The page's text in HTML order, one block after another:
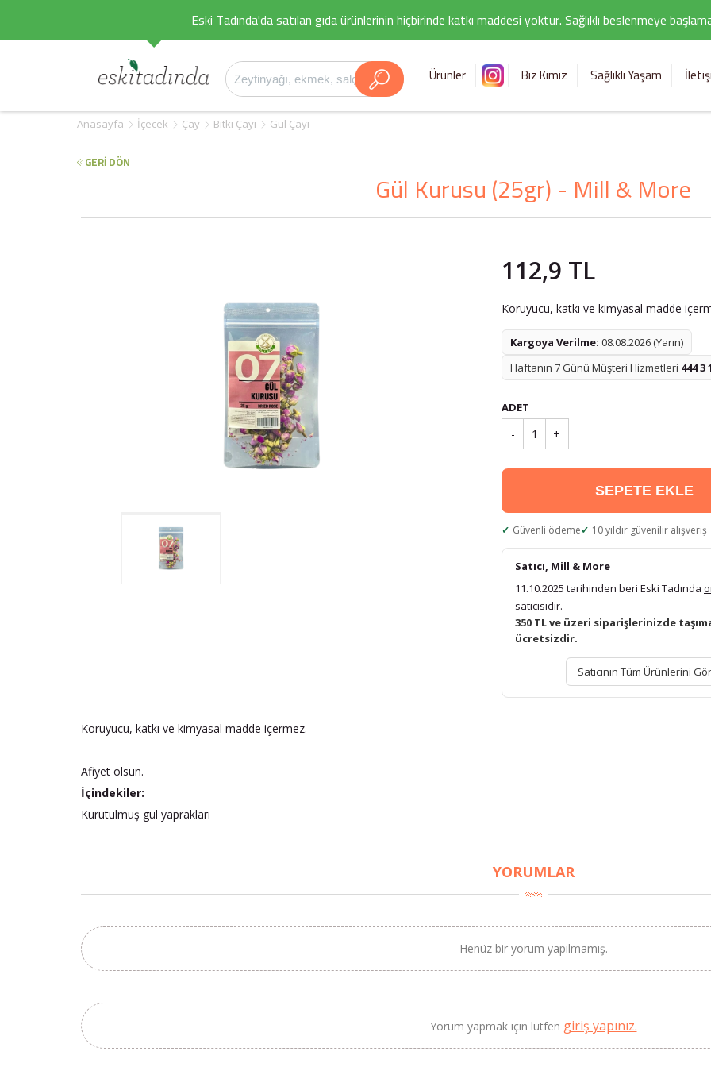
Eski Tadında'da satılan gıda ürünlerinin hiçbirinde katkı maddesi yoktur. Sağlıklı beslenmeye
Ürünler Biz Kimiz Sağlıklı Yaşam
Anasayfa İçecek Çay Bitki Çayı Gül Çayı
GERİ DÖN
Gül Kurusu (25gr) - Mill & More
112,9 TL
Koruyucu, katkı ve kimyasal madde
Kargoya Verilme: 08.08.2026 (Yarın)
Haftanın 7 Günü Müşteri Hizmetleri 444 3
ADET
- 1 +
SEPETE EKLE
Güvenli ödeme 10 yıldır güvenilir alışveriş
Satıcı, Mill & More
11.10.2025 tarihinden beri Eski Tadında
satıcısıdır.
350 TL ve üzeri siparişlerinizde
ücretsizdir.
Satıcının Tüm Ürünlerini Gör
Koruyucu, katkı ve kimyasal madde içermez.
Afiyet olsun.
İçindekiler:
Kurutulmuş gül yaprakları
YORUMLAR
Henüz bir yorum yapılmamış.
Yorum yapmak için lütfen giriş yapınız.